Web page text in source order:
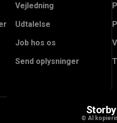
© Al
Vejledning
Udtalelse
Job hos os
Send oplysninger